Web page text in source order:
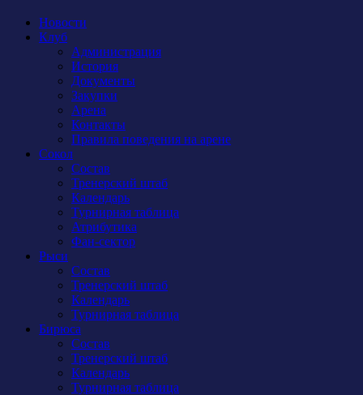
Новости
Клуб
Администрация
История
Документы
Закупки
Арена
Контакты
Правила поведения на арене
Сокол
Состав
Тренерский штаб
Календарь
Турнирная таблица
Атрибутика
Фан-сектор
Рыси
Состав
Тренерский штаб
Календарь
Турнирная таблица
Бирюса
Состав
Тренерский штаб
Календарь
Турнирная таблица